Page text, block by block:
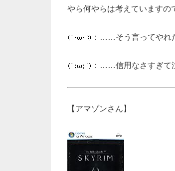
やら何やらは考えていますの
：……そう言ってやれ
：……信用なさすぎて
【アマゾンさん】